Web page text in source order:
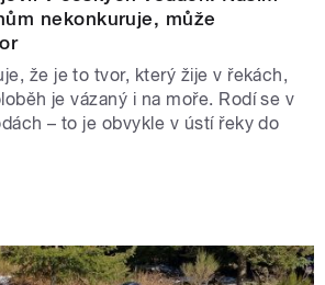
nekonkuruje, může
že je to tvor, který žije v řekách,
je vázaný i na moře. Rodí se v
– to je obvykle v ústí řeky do